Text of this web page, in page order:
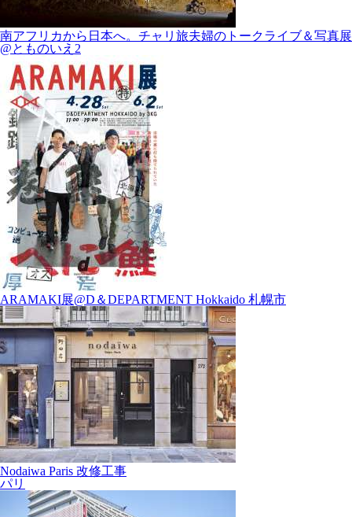
南アフリカから日本へ。チャリ旅夫婦のトークライブ＆写真展
@とものいえ2
ARAMAKI展@D＆DEPARTMENT Hokkaido 札幌市
Nodaiwa Paris 改修工事
パリ